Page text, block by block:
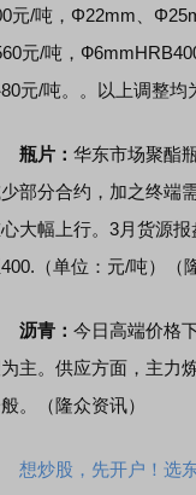
元/吨，Φ22mm、
元/吨，
元/吨。。以上调整均
瓶片： 华东市场聚酯
部分合约，加之终端
大幅上行。3月货源
（单位：元/吨）（
沥青： 今日高端价格
主。供应方面，主力
。（隆众资讯）
想炒股，先开户！选
首席连线
风，将吹